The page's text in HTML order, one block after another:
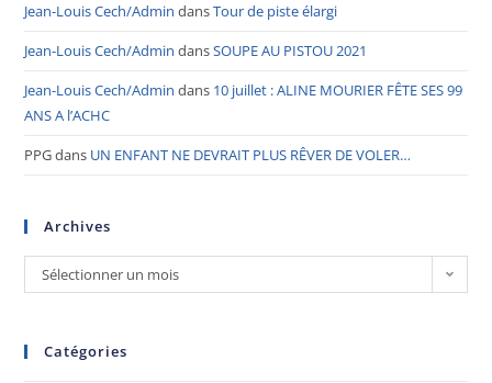
Jean-Louis Cech/Admin dansTour de piste élargi
Jean-Louis Cech/Admin dansSOUPE AU PISTOU 2021
Jean-Louis Cech/Admin dans 10 juillet : ALINE MOURIER FÊTE SES 99
ANS A l’ACHC
PPGdans UN ENFANT NE DEVRAIT PLUS RÊVER DE VOLER…
Archives
Sélectionner un mois
Catégories